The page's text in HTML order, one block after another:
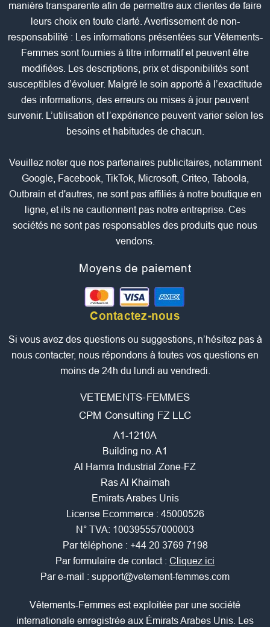
manière transparente afin de permettre aux clientes de faire
leurs choix en toute clarté. Avertissement de non-
responsabilité : Les informations présentées sur Vêtements-
Femmes sont fournies à titre informatif et peuvent être
modifiées. Les descriptions, prix et disponibilités sont
susceptibles d’évoluer. Malgré le soin apporté à l’exactitude
des informations, des erreurs ou mises à jour peuvent
survenir. L’utilisation et l’expérience peuvent varier selon les
besoins et habitudes de chacun.
Veuillez noter que nos partenaires publicitaires, notamment
Google, Facebook, TikTok, Microsoft, Criteo, Taboola,
Outbrain et d'autres, ne sont pas affiliés à notre boutique en
ligne, et ils ne cautionnent pas notre entreprise. Ces
sociétés ne sont pas responsables des produits que nous
vendons.
Moyens de paiement
Contactez-nous
Si vous avez des questions ou suggestions, n’hésitez pas à
nous contacter, nous répondons à toutes vos questions en
moins de 24h du lundi au vendredi.
VETEMENTS-FEMMES
CPM Consulting FZ LLC
A1-1210A
Building no. A1
Al Hamra Industrial Zone-FZ
Ras Al Khaimah
Emirats Arabes Unis
License Ecommerce : 45000526
N° TVA: 100395557000003
Par téléphone : +44 20 3769 7198
Par formulaire de contact : Cliquez ici
Par e-mail : support@vetement-femmes.com
Vêtements-Femmes est exploitée par une société
internationale enregistrée aux Émirats Arabes Unis. Les